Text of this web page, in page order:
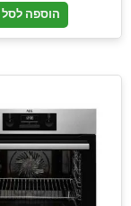
הוספה לסל